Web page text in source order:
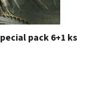
pack 6+1 ks